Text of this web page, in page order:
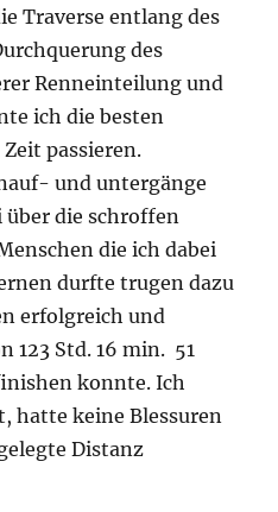
erfolgreich und
123 Std. 16 min. 51
konnte. Ich
keine Blessuren
Distanz
zu Ende gegangen
bleiben, es
in meiner
da es der längste
war.